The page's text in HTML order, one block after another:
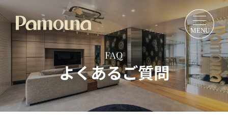
FAQ
よくあるご質問